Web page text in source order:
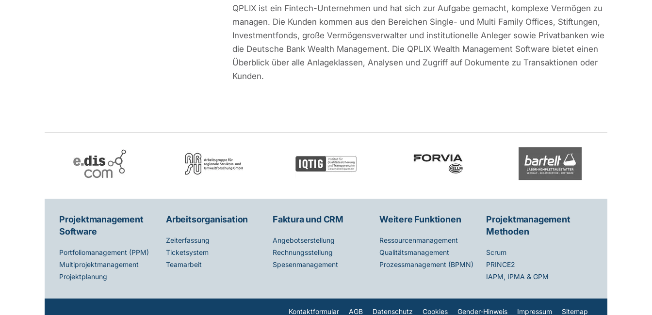
QPLIX ist ein Fintech-Unternehmen und hat sich zur Aufgabe gemacht, komplexe Vermögen zu
managen. Die Kunden kommen aus den Bereichen Single- und Multi Family Offices, Stiftungen,
Investmentfonds, große Vermögensverwalter und institutionelle Anleger sowie Privatbanken wie
die Deutsche Bank Wealth Management. Die QPLIX Wealth Management Software bietet einen
Überblick über alle Anlageklassen, Analysen und Zugriff auf Dokumente zu Transaktionen oder
Kunden.
Projektmanagement
Software
Portfoliomanagement (PPM)
Multiprojektmanagement
Projektplanung
Arbeitsorganisation
Zeiterfassung
Ticketsystem
Teamarbeit
Faktura und CRM
Angebotserstellung
Rechnungsstellung
Spesenmanagement
Weitere Funktionen
Ressourcenmanagement
Qualitätsmanagement
Prozessmanagement (BPMN)
Projektmanagement
Methoden
Scrum
PRINCE2
IAPM, IPMA & GPM
Kontaktformular AGB Datenschutz Cookies Gender-Hinweis Impressum Sitemap